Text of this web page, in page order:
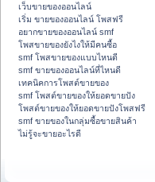
เว็บขายของออนไลน์
เริ่ม ขายของออนไลน์ โพสฟรี
อยากขายของออนไลน์ smf
โพสขายของยังไงให้มีคนซื้อ
smf โพสขายของแบบไหนดี
smf ขายของออนไลน์ที่ไหนดี
เทคนิคการโพสต์ขายของ
smf โพสต์ขายของให้ยอดขายปัง
โพสต์ขายของให้ยอดขายปังโพสฟรี
smf ขายของในกลุ่มซื้อขายสินค้า
ไม่รู้จะขายอะไรดี